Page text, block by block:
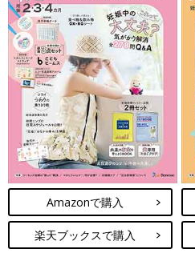
Amazonで購入
楽天ブックスで購入